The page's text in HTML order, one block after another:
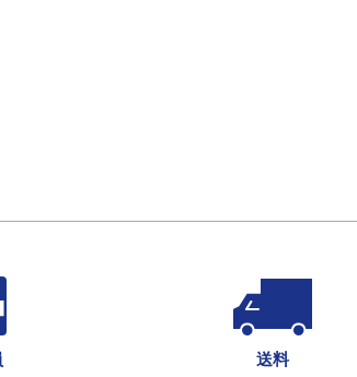
送料